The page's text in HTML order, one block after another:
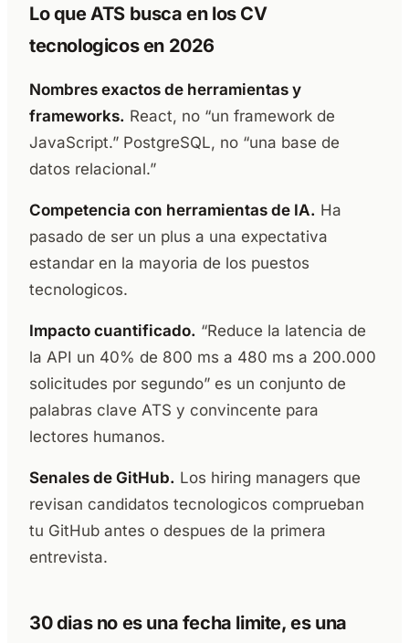
Lo que ATS busca en los CV
tecnologicos en 2026
Nombres exactos de herramientas y
frameworks. React, no “un framework de
JavaScript.” PostgreSQL, no “una base de
datos relacional.”
Competencia con herramientas de IA. Ha
pasado de ser un plus a una expectativa
estandar en la mayoria de los puestos
tecnologicos.
Impacto cuantificado. “Reduce la latencia de
la API un 40% de 800 ms a 480 ms a 200.000
solicitudes por segundo” es un conjunto de
palabras clave ATS y convincente para
lectores humanos.
Senales de GitHub. Los hiring managers que
revisan candidatos tecnologicos comprueban
tu GitHub antes o despues de la primera
entrevista.
30 dias no es una fecha limite, es una